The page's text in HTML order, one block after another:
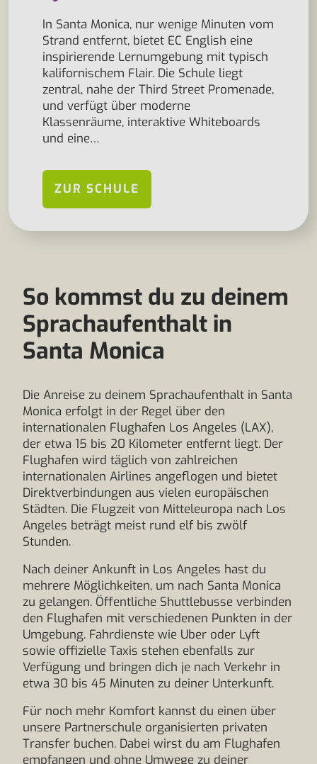
In Santa Monica, nur wenige Minuten vom
Strand entfernt, bietet EC English eine
inspirierende Lernumgebung mit typisch
kalifornischem Flair. Die Schule liegt
zentral, nahe der Third Street Promenade,
und verfügt über moderne
Klassenräume, interaktive Whiteboards
und eine…
ZUR SCHULE
So kommst du zu deinem
Sprachaufenthalt in
Santa Monica
Die Anreise zu deinem Sprachaufenthalt in Santa
Monica erfolgt in der Regel über den
internationalen Flughafen Los Angeles (LAX),
der etwa 15 bis 20 Kilometer entfernt liegt. Der
Flughafen wird täglich von zahlreichen
internationalen Airlines angeflogen und bietet
Direktverbindungen aus vielen europäischen
Städten. Die Flugzeit von Mitteleuropa nach Los
Angeles beträgt meist rund elf bis zwölf
Stunden.
Nach deiner Ankunft in Los Angeles hast du
mehrere Möglichkeiten, um nach Santa Monica
zu gelangen. Öffentliche Shuttlebusse verbinden
den Flughafen mit verschiedenen Punkten in der
Umgebung. Fahrdienste wie Uber oder Lyft
sowie offizielle Taxis stehen ebenfalls zur
Verfügung und bringen dich je nach Verkehr in
etwa 30 bis 45 Minuten zu deiner Unterkunft.
Für noch mehr Komfort kannst du einen über
unsere Partnerschule organisierten privaten
Transfer buchen. Dabei wirst du am Flughafen
empfangen und ohne Umwege zu deiner